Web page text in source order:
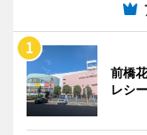
前橋
レシ